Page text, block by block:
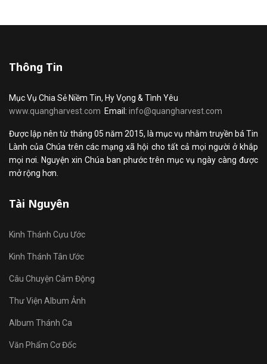
Thông Tin
Mục Vụ Chia Sẻ Niềm Tin, Hy Vọng & Tình Yêu
www.quangharvest.com Email: info@quangharvest.com
Được lập nên từ tháng 05 năm 2015, là mục vụ nhằm truyền bá Tin
Lành của Chúa trên các mạng xã hội cho tất cả mọi người ở khắp
mọi nơi. Nguyện xin Chúa ban phước trên mục vụ ngày càng được
mở rộng hơn.
Tài Nguyên
Kinh Thánh Cựu Ước
Kinh Thánh Tân Ước
Câu Chuyện Cảm Động
Thư Viện Album Ảnh
Album Thánh Ca
Văn Phẩm Cơ Đốc